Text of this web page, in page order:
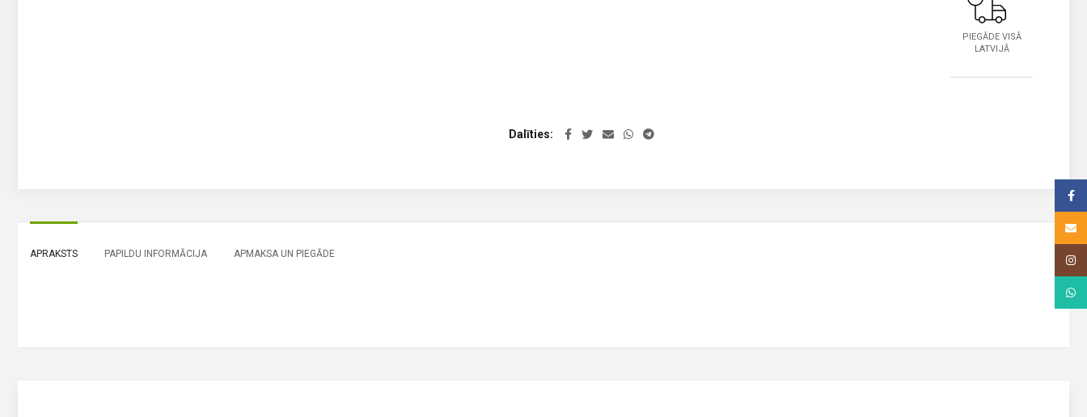
Dalīties
PIEGĀDE VISĀ
LATVIJĀ
APRAKSTS PAPILDU INFORMĀCIJA APMAKSA UN PIEGĀDE
Email